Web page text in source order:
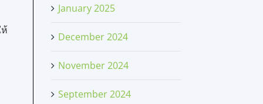
ห้
January 2025
December 2024
November 2024
September 2024